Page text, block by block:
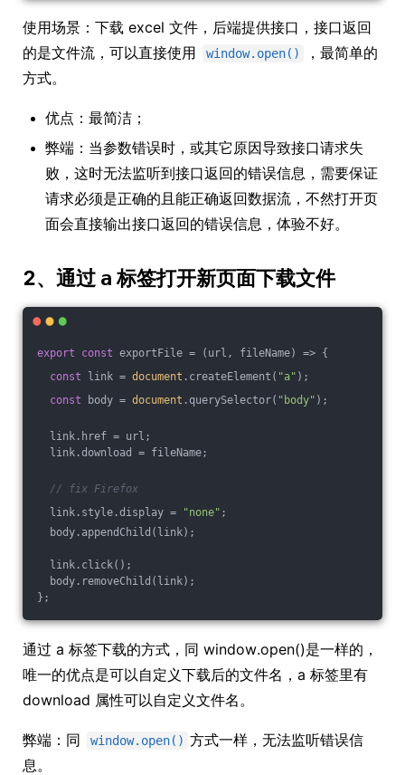
使用场景：下载 excel 文件，后端提供接口，接口返回
的是文件流，可以直接使用
window.open()
，最简单的
方式。
优点：最简洁；
弊端：当参数错误时，或其它原因导致接口请求失
败，这时无法监听到接口返回的错误信息，需要保证
请求必须是正确的且能正确返回数据流，不然打开页
面会直接输出接口返回的错误信息，体验不好。
2、通过 a 标签打开新页面下载文件
export const exportFile = ( url, fileName) => {
const link = document .createElement( "a" );
const body = document .querySelector( "body" );
link.href = url;
link.download = fileName;
// fix Firefox
link.style.display =
"none" ;
body.appendChild(link);
link.click();
body.removeChild(link);
};
通过 a 标签下载的方式，同 window.open()是一样的，
唯一的优点是可以自定义下载后的文件名，a 标签里有
download 属性可以自定义文件名。
弊端：同 window.open() 方式一样，无法监听错误信
息。